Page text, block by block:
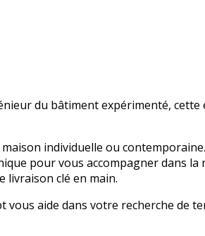
du bâtiment expérimenté,
individuelle ou
pour vous accompagner dans la
livraison clé en main.
vous aide dans votre recherche de